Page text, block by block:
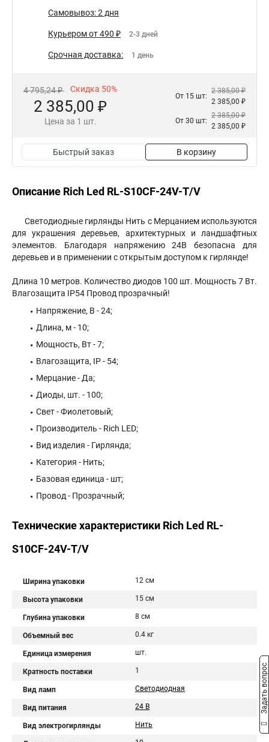
Самовывоз: 2 дня
Курьером от 490 ₽ 2-3 дней
Срочная доставка: 1 день
4 795,24 ₽ Скидка 50%
2 385,00 ₽
Цена за 1 шт.
От 15 шт:
2 385,00 ₽
2 385,00 ₽
От 30 шт:
2 385,00 ₽
2 385,00 ₽
Быстрый заказ В корзину
Описание Rich Led RL-S10CF-24V-T/V
Cветодиодные гирлянды Нить с Мерцанием используются
для украшения деревьев, архитектурных и ландшафтных
элементов. Благодаря напряжению 24В безопасна для
деревьев и в применении с открытым доступом к гирлянде!
Длина 10 метров. Количество диодов 100 шт. Мощность 7 Вт.
Влагозащита IP54 Провод прозрачный!
Напряжение, В - 24;
Длина, м - 10;
Мощность, Вт - 7;
Влагозащита, IP - 54;
Мерцание - Да;
Диоды, шт. - 100;
Свет - Фиолетовый;
Производитель - Rich LED;
Вид изделия - Гирлянда;
Категория - Нить;
Базовая единица - шт;
Провод - Прозрачный;
Технические характеристики Rich Led RL-
S10CF-24V-T/V
Ширина упаковки 12 см
Высота упаковки 15 см
Глубина упаковки 8 см
Объемный вес 0.4 кг
Единица измерения шт.
Кратность поставки 1
Вид ламп Светодиодная
Вид питания 24 В
Вид электрогирлянды Нить
Задать вопрос